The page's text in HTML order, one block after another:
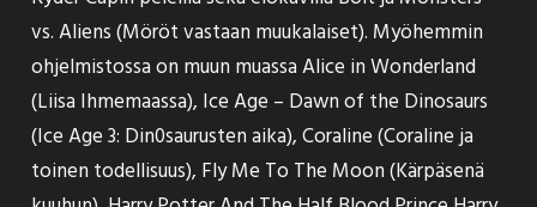
vs. Aliens (Möröt vastaan muukalaiset). Myöhemmin
ohjelmistossa on muun muassa Alice in Wonderland
(Liisa Ihmemaassa), Ice Age – Dawn of the Dinosaurs
(Ice Age 3: Din0saurusten aika), Coraline (Coraline ja
toinen todellisuus), Fly Me To The Moon (Kärpäsenä